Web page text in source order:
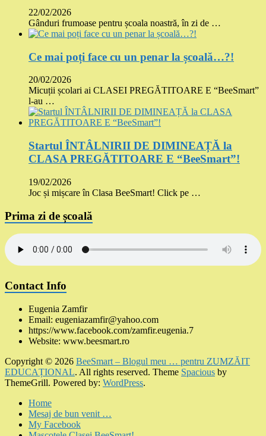
22/02/2026
Gânduri frumoase pentru școala noastră, în zi de …
Ce mai poți face cu un penar la școală…?!
20/02/2026
Micuții școlari ai CLASEI PREGĂTITOARE E “BeeSmart”
l-au …
Startul ÎNTÂLNIRII DE DIMINEAȚĂ la
CLASA PREGĂTITOARE E “BeeSmart”!
19/02/2026
Joc și mișcare în Clasa BeeSmart! Click pe …
Prima zi de școală
Contact Info
Eugenia Zamfir
Email: eugeniazamfir@yahoo.com
https://www.facebook.com/zamfir.eugenia.7
Website: www.beesmart.ro
Copyright © 2026 BeeSmart – Blogul meu … pentru ZUMZĂIT
EDUCAȚIONAL. All rights reserved. Theme Spacious by
ThemeGrill. Powered by: WordPress.
Home
Mesaj de bun venit …
My Facebook